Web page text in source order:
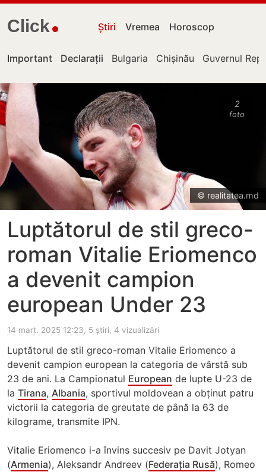
Click Știri Vremea Horoscop
Important Declarații Bulgaria Chișinău Guvernul
2
foto
© realitatea.md
Luptătorul de stil greco-
roman Vitalie Eriomenco
a devenit campion
european Under 23
14 mart. 2025 12:23, 5 știri, 4 vizualizări
Luptătorul de stil greco-roman Vitalie Eriomenco a
devenit campion european la categoria de vârstă sub
23 de ani. La Campionatul European de lupte U-23 de
la Tirana, Albania, sportivul moldovean a obținut patru
victorii la categoria de greutate de până la 63 de
kilograme, transmite IPN.
Vitalie Eriomenco i-a învins succesiv pe Davit Jotyan
(Armenia), Aleksandr Andreev (Federația Rusă), Romeo